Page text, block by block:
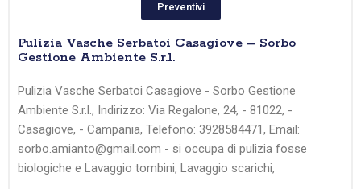
Preventivi
Pulizia Vasche Serbatoi Casagiove – Sorbo
Gestione Ambiente S.r.l.
Pulizia Vasche Serbatoi Casagiove - Sorbo Gestione
Ambiente S.r.l., Indirizzo: Via Regalone, 24, - 81022, -
Casagiove, - Campania, Telefono: 3928584471, Email:
sorbo.amianto@gmail.com - si occupa di pulizia fosse
biologiche e Lavaggio tombini, Lavaggio scarichi,